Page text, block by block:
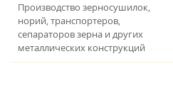
Производство зерносушилок,
норий, транспортеров,
сепараторов зерна и других
металлических конструкций